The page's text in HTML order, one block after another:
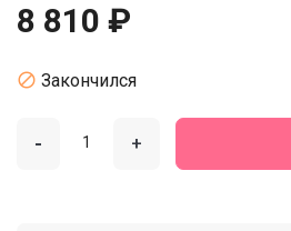
8 810 ₽
 Закончился
- +